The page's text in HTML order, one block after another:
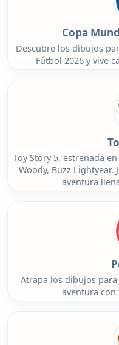
Copa
Descubre los dibujos
Fútbol 2026 y vive
Toy Story 5, estrenada
Woody, Buzz Lightyear,
aventura
Atrapa los dibujos
aventura